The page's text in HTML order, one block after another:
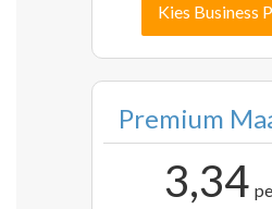
Kies Business
Premium
3,34